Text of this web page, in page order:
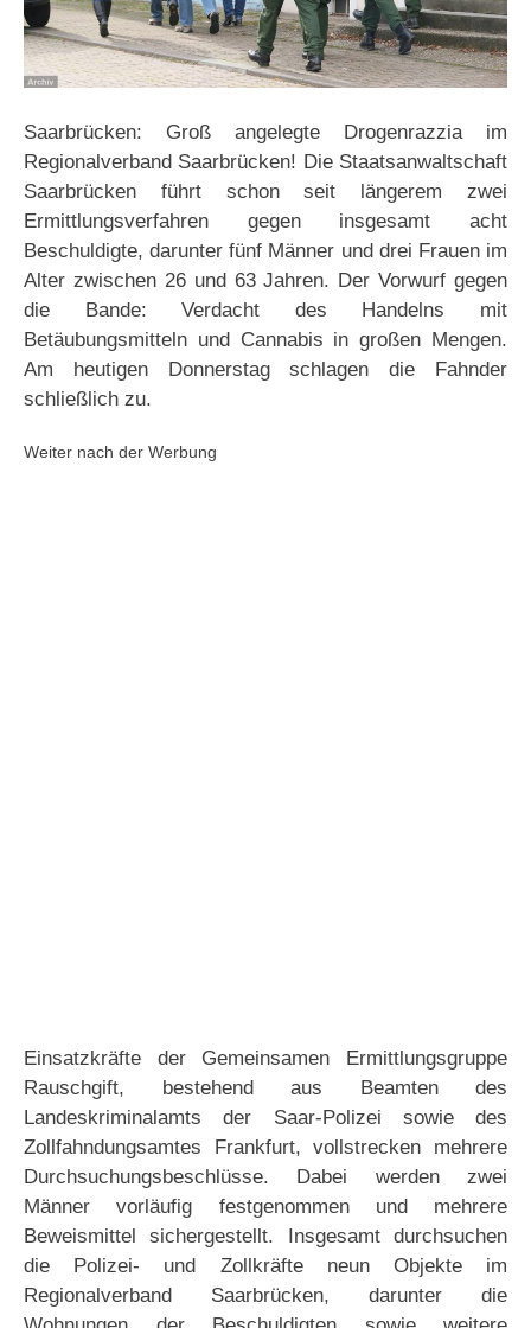
Saarbrücken: Groß angelegte Drogenrazzia im
Regionalverband Saarbrücken! Die Staatsanwaltschaft
Saarbrücken führt schon seit längerem zwei
Ermittlungsverfahren gegen insgesamt acht
Beschuldigte, darunter fünf Männer und drei Frauen im
Alter zwischen 26 und 63 Jahren. Der Vorwurf gegen
die Bande: Verdacht des Handelns mit
Betäubungsmitteln und Cannabis in großen Mengen.
Am heutigen Donnerstag schlagen die Fahnder
schließlich zu.
Weiter nach der Werbung
Einsatzkräfte der Gemeinsamen Ermittlungsgruppe
Rauschgift, bestehend aus Beamten des
Landeskriminalamts der Saar-Polizei sowie des
Zollfahndungsamtes Frankfurt, vollstrecken mehrere
Durchsuchungsbeschlüsse. Dabei werden zwei
Männer vorläufig festgenommen und mehrere
Beweismittel sichergestellt. Insgesamt durchsuchen
die Polizei- und Zollkräfte neun Objekte im
Regionalverband Saarbrücken, darunter die